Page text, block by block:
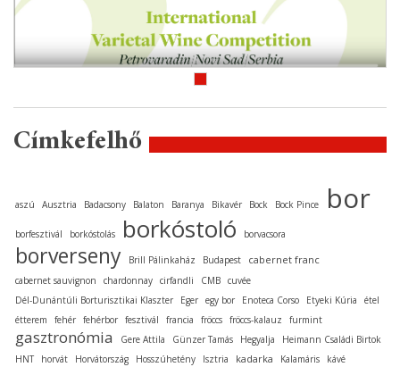
Címkefelhő
aszú Ausztria Badacsony Balaton Baranya Bikavér Bock Bock Pince bor
borfesztivál borkóstolás borkóstoló borvacsora
borverseny Brill Pálinkaház Budapest cabernet franc
cabernet sauvignon chardonnay cirfandli CMB cuvée
Dél-Dunántúli Borturisztikai Klaszter
Eger egy bor Enoteca Corso Etyeki Kúria
étel
étterem
fehér fehérbor fesztivál francia fröccs fröccs-kalauz furmint
gasztronómia Gere Attila Günzer Tamás Hegyalja
Heimann Családi Birtok
HNT
horvát Horvátország Hosszúhetény Isztria kadarka Kalamáris
kávé